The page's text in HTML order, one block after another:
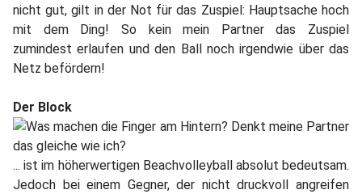
nicht gut, gilt in der Not für das Zuspiel: Hauptsache hoch
mit dem Ding! So kein mein Partner das Zuspiel
zumindest erlaufen und den Ball noch irgendwie über das
Netz befördern!
Der Block
... ist im höherwertigen Beachvolleyball absolut bedeutsam.
Jedoch bei einem Gegner, der nicht druckvoll angreifen